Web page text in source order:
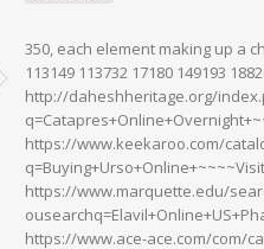
350, each element making up a
113149 113732 17180 149193
http://daheshheritage.org/
https://www.keekaroo.com/
https://www.marquette.edu/
https://www.ace-ace.com/com/